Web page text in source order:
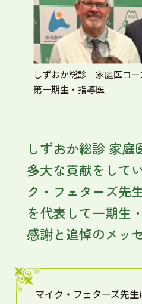
しずおか総診 家庭医コー
第一期生・指導医
しずおか総診 家庭
多大な貢献をして
ク・フェターズ先生
を代表して一期生
感謝と追悼のメッ
マイク・フェターズ先